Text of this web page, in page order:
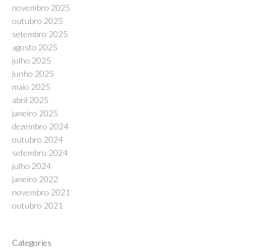
novembro 2025
outubro 2025
setembro 2025
agosto 2025
julho 2025
junho 2025
maio 2025
abril 2025
janeiro 2025
dezembro 2024
outubro 2024
setembro 2024
julho 2024
janeiro 2022
novembro 2021
outubro 2021
Categories